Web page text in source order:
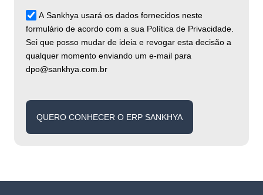
A Sankhya usará os dados fornecidos neste
formulário de acordo com a sua Política de Privacidade.
Sei que posso mudar de ideia e revogar esta decisão a
qualquer momento enviando um e-mail para
dpo@sankhya.com.br
QUERO CONHECER O ERP SANKHYA